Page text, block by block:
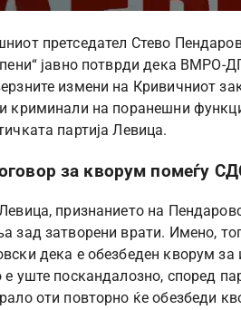
претседател Стево
јавно потврди дека
измени на Кривичниот
криминали на поранешни
партија Левица.
за кворум помеѓу
признанието на
зад затворени врати. Имено,
дека е обезбеден кворум
уште поскандалозно, според
оти повторно ќе обезбеди